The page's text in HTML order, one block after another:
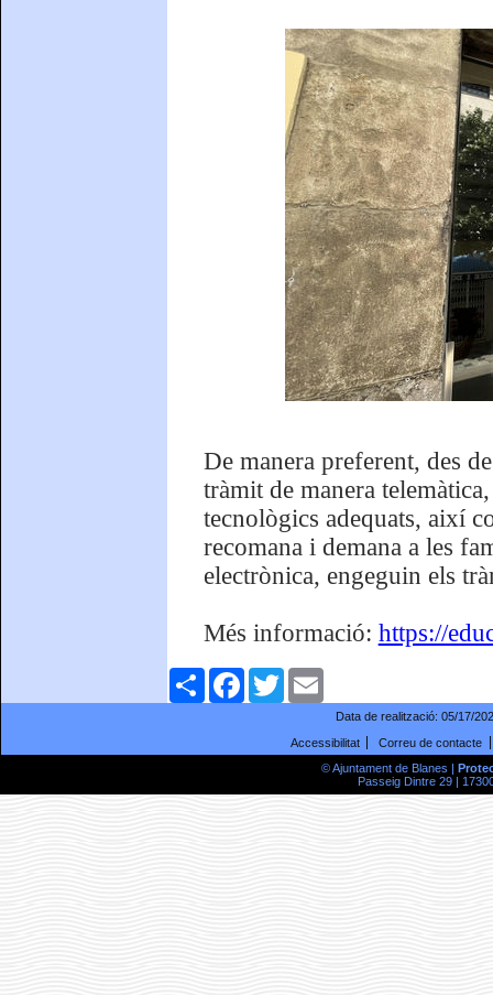
De manera preferent, des
tràmit de manera
tecnològics adequats, així
recomana i demana a les
electrònica, engeguin els
Més informació: https://
ComparteixFacebookTwitter
Data de realització: 05/17/
Accessibilitat
Correu de contacte
© Ajuntament de Blanes |
Passeig Dintre 29 |